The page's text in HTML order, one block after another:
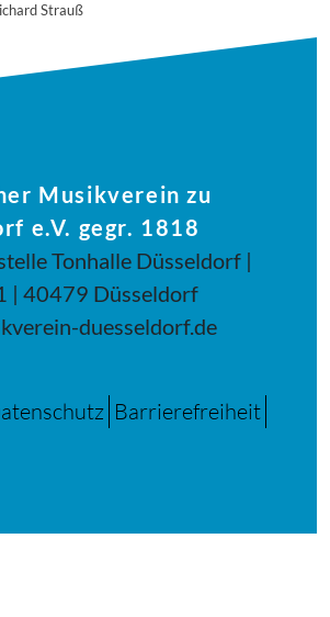
Strauß
Musikverein zu
e.V. gegr. 1818
Tonhalle Düsseldorf |
| 40479 Düsseldorf
duesseldorf.de
Barrierefreiheit